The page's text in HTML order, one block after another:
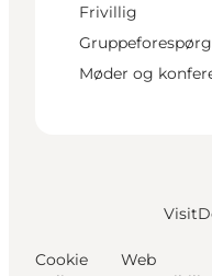
Frivillig
Møder og
Cookie
Web